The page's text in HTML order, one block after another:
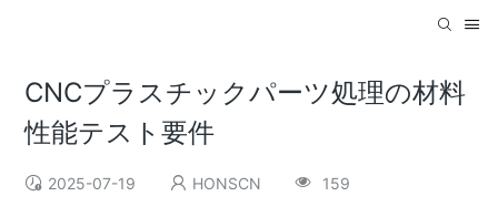
CNCプラスチックパーツ処理の材料
性能テスト要件
2025-07-19 HONSCN 159